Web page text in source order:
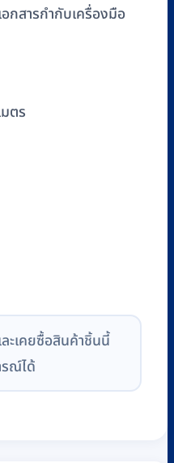
อกสารกำกับเครื่องมือ
ตร
ละเคยซื้อสินค้าชิ้นนี้
รณ์ได้